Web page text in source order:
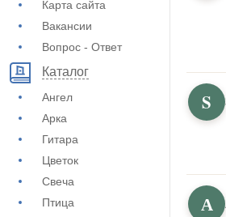
Карта сайта
Вакансии
Вопрос - Ответ
Каталог
Ангел
Арка
Гитара
Цветок
Свеча
Птица
S
А